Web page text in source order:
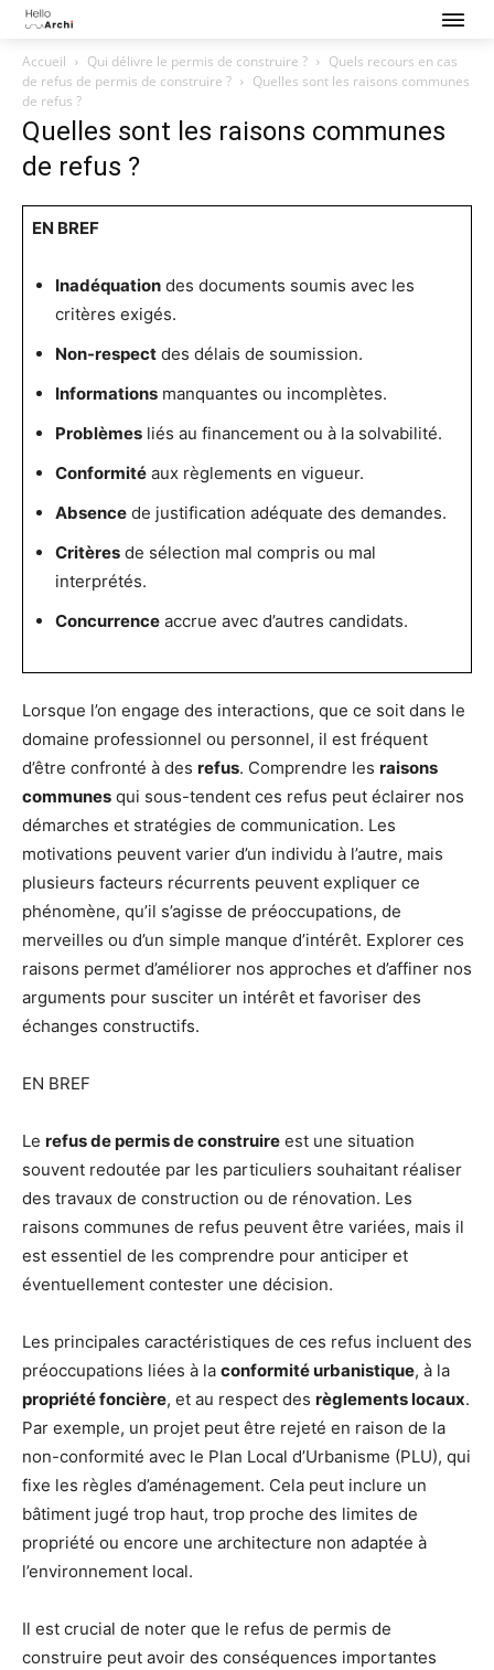
Accueil Qui délivre le permis de construire ?
Quels recours en cas
de refus de permis de construire ?
Quelles sont les raisons communes
de refus ?
Quelles sont les raisons communes
de refus ?
EN BREF
Inadéquationdes documents soumis avec les
critères exigés.
Non-respectdes délais de soumission.
Informationsmanquantes ou incomplètes.
Problèmesliés au financement ou à la solvabilité.
Conformitéaux règlements en vigueur.
Absencede justification adéquate des demandes.
Critèresde sélection mal compris ou mal
interprétés.
Concurrenceaccrue avec d’autres candidats.
Lorsque l’on engage des interactions, que ce soit dans le
domaine professionnel ou personnel, il est fréquent
d’être confronté à des refus. Comprendre les raisons
communes qui sous-tendent ces refus peut éclairer nos
démarches et stratégies de communication. Les
motivations peuvent varier d’un individu à l’autre, mais
plusieurs facteurs récurrents peuvent expliquer ce
phénomène, qu’il s’agisse de préoccupations, de
merveilles ou d’un simple manque d’intérêt. Explorer ces
raisons permet d’améliorer nos approches et d’affiner nos
arguments pour susciter un intérêt et favoriser des
échanges constructifs.
EN BREF
Le refus de permis de construire est une situation
souvent redoutée par les particuliers souhaitant réaliser
des travaux de construction ou de rénovation. Les
raisons communes de refus peuvent être variées, mais il
est essentiel de les comprendre pour anticiper et
éventuellement contester une décision.
Les principales caractéristiques de ces refus incluent des
préoccupations liées à la conformité urbanistique, à la
propriété foncière, et au respect des règlements locaux.
Par exemple, un projet peut être rejeté en raison de la
non-conformité avec le Plan Local d’Urbanisme (PLU), qui
fixe les règles d’aménagement. Cela peut inclure un
bâtiment jugé trop haut, trop proche des limites de
propriété ou encore une architecture non adaptée à
l’environnement local.
Il est crucial de noter que le refus de permis de
construire peut avoir des conséquences importantes